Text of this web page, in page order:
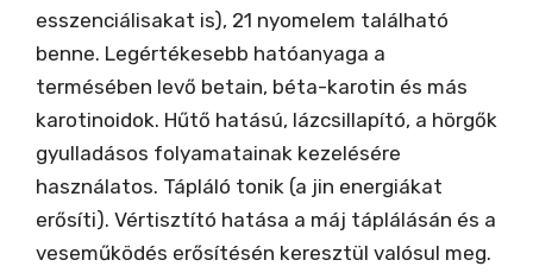
esszenciálisakat is), 21 nyomelem található
benne. Legértékesebb hatóanyaga a
termésében levő betain, béta-karotin és más
karotinoidok. Hűtő hatású, lázcsillapító, a hörgők
gyulladásos folyamatainak kezelésére
használatos. Tápláló tonik (a jin energiákat
erősíti). Vértisztító hatása a máj táplálásán és a
veseműködés erősítésén keresztül valósul meg.